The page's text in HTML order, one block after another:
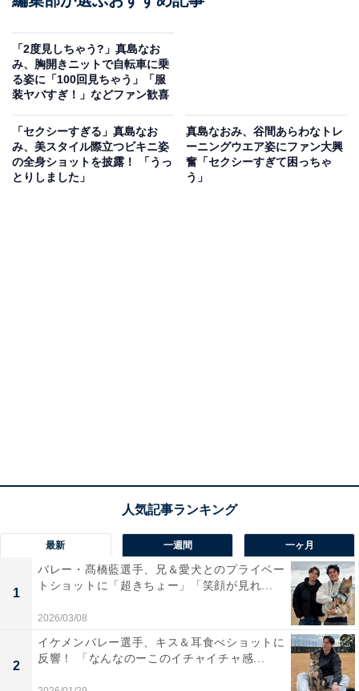
「2度見しちゃう?」真島なお
み、胸開きニットで自転車に乗
る姿に「100回見ちゃう」「服
装ヤバすぎ！」などファン歓喜
「セクシーすぎる」真島なお
み、美スタイル際立つビキニ姿
の全身ショットを披露！ 「うっ
とりしました」
真島なおみ、谷間あらわなトレ
ーニングウエア姿にファン大興
奮「セクシーすぎて困っちゃ
う」
最新 一週間 一ヶ月
1
バレー・髙橋藍選手、兄＆愛犬とのプライベー
トショットに「超きちょー」「笑顔が見れ...
2026/03/08
2
イケメンバレー選手、キス＆耳食べショットに
反響！ 「なんなのーこのイチャイチャ感...